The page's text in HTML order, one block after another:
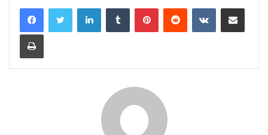
LinkedInTumblr PinterestReddit VKontakteShare via Email
Print